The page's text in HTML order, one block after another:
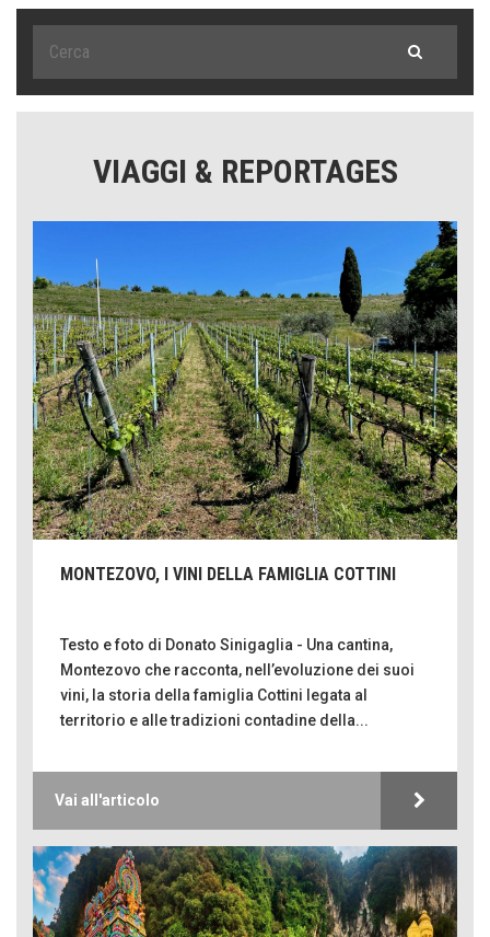
VIAGGI & REPORTAGES
MONTEZOVO, I VINI DELLA FAMIGLIA COTTINI
Testo e foto di Donato Sinigaglia - Una cantina,
Montezovo che racconta, nell’evoluzione dei suoi
vini, la storia della famiglia Cottini legata al
territorio e alle tradizioni contadine della...
Vai all'articolo